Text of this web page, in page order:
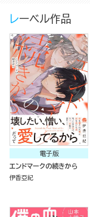
レーベル作品
電子版
エンドマークの続きから
伊香亞紀